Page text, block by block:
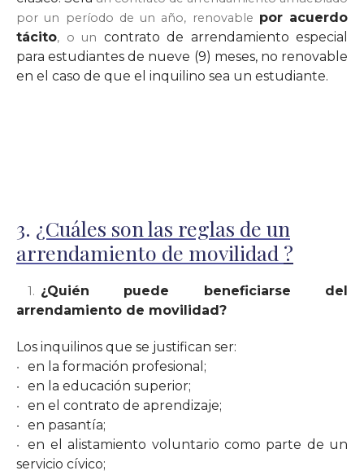
por un período de un año, renovable por acuerdo
tácito, o un contrato de arrendamiento especial
para estudiantes de nueve (9) meses, no renovable
en el caso de que el inquilino sea un estudiante.
3. ¿Cuáles son las reglas de un
arrendamiento de movilidad ?
¿Quién puede beneficiarse del
arrendamiento de movilidad?
Los inquilinos que se justifican ser:
en la formación profesional;
en la educación superior;
en el contrato de aprendizaje;
en pasantía;
en el alistamiento voluntario como parte de un
servicio cívico;